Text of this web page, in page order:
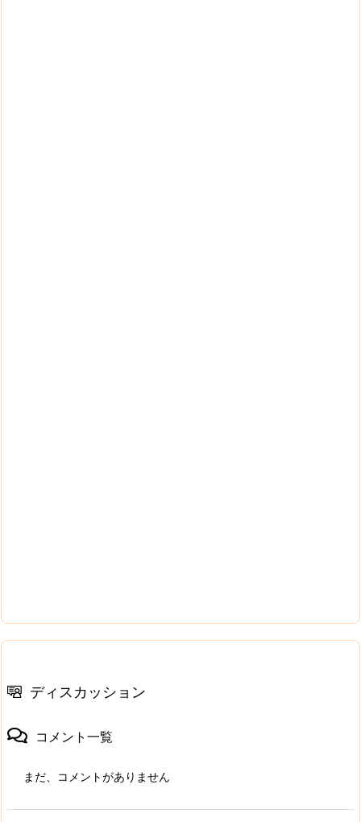
ディスカッション
コメント一覧
まだ、コメントがありません